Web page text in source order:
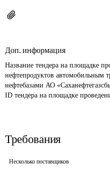
Доп. информация
Название тендера на площадке
нефтепродуктов автомобильным
нефтебазами АО
ID тендера на площадке
Требования
Несколько поставщиков